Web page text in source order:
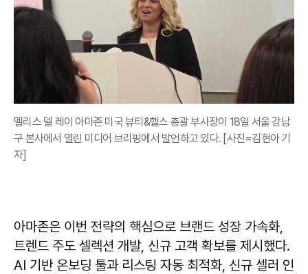
멜리스 델 레이 아마존 미국 뷰티&헬스 총괄 부사장이 18일 서울 강남
구 본사에서 열린 미디어 브리핑에서 발언하고 있다. [사진=김현아 기
자]
아마존은 이번 전략의 핵심으로 브랜드 성장 가속화,
트렌드 주도 셀렉션 개발, 신규 고객 확보를 제시했다.
AI 기반 온보딩 툴과 리스팅 자동 최적화, 신규 셀러 인